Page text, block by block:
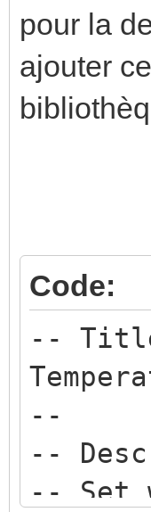
pour la
ajouter
Code:
--
--
--
-- Set